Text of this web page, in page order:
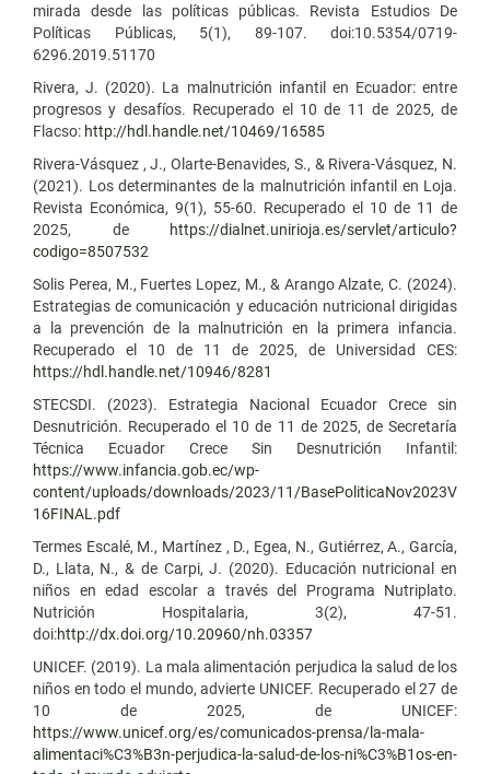
mirada desde las políticas públicas. Revista Estudios De
Políticas Públicas, 5(1), 89-107. doi:10.5354/0719-
6296.2019.51170
Rivera, J. (2020). La malnutrición infantil en Ecuador: entre
progresos y desafíos. Recuperado el 10 de 11 de 2025, de
Flacso: http://hdl.handle.net/10469/16585
Rivera-Vásquez , J., Olarte-Benavides, S., & Rivera-Vásquez, N.
(2021). Los determinantes de la malnutrición infantil en Loja.
Revista Económica, 9(1), 55-60. Recuperado el 10 de 11 de
2025, de
https://dialnet.unirioja.es/servlet/articulo?
codigo=8507532
Solis Perea, M., Fuertes Lopez, M., & Arango Alzate, C. (2024).
Estrategias de comunicación y educación nutricional dirigidas
a la prevención de la malnutrición en la primera infancia.
Recuperado el 10 de 11 de 2025, de Universidad CES:
https://hdl.handle.net/10946/8281
STECSDI. (2023). Estrategia Nacional Ecuador Crece sin
Desnutrición. Recuperado el 10 de 11 de 2025, de Secretaría
Técnica Ecuador Crece Sin Desnutrición Infantil:
https://www.infancia.gob.ec/wp-
content/uploads/downloads/2023/11/BasePoliticaNov2023V
16FINAL.pdf
Termes Escalé, M., Martínez , D., Egea, N., Gutiérrez, A., García,
D., Llata, N., & de Carpi, J. (2020). Educación nutricional en
niños en edad escolar a través del Programa Nutriplato.
Nutrición Hospitalaria, 3(2), 47-51.
doi:http://dx.doi.org/10.20960/nh.03357
UNICEF. (2019). La mala alimentación perjudica la salud de los
niños en todo el mundo, advierte UNICEF. Recuperado el 27 de
10 de 2025, de UNICEF:
https://www.unicef.org/es/comunicados-prensa/la-mala-
alimentaci%C3%B3n-perjudica-la-salud-de-los-ni%C3%B1os-en-